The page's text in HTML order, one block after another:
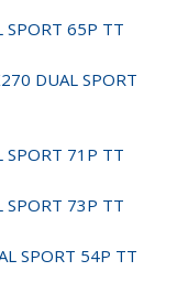
SPORT 65P TT
DUAL SPORT
SPORT 71P TT
SPORT 73P TT
SPORT 54P TT